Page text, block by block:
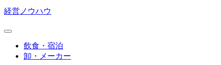
経営ノウハウ
飲食・宿泊
卸・メーカー